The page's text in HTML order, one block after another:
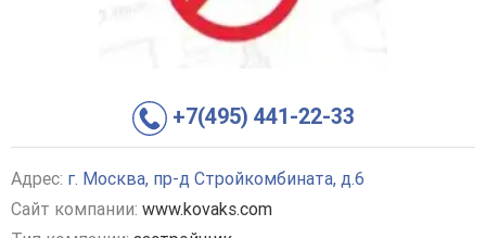
+7(495) 441-22-33
Адрес: г. Москва, пр-д Стройкомбината, д.6
Сайт компании: www.kovaks.com